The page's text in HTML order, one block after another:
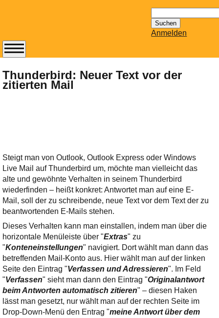
nach:
Anmelden
Thunderbird: Neuer Text vor der
zitierten Mail
Steigt man von Outlook, Outlook Express oder Windows
Live Mail auf Thunderbird um, möchte man vielleicht das
alte und gewöhnte Verhalten in seinem Thunderbird
wiederfinden – heißt konkret: Antwortet man auf eine E-
Mail, soll der zu schreibende, neue Text vor dem Text der zu
beantwortenden E-Mails stehen.
Dieses Verhalten kann man einstallen, indem man über die
horizontale Menüleiste über "Extras" zu
"Konteneinstellungen" navigiert. Dort wählt man dann das
betreffenden Mail-Konto aus. Hier wählt man auf der linken
Seite den Eintrag "Verfassen und Adressieren". Im Feld
"Verfassen" sieht man dann den Eintrag "Originalantwort
beim Antworten automatisch zitieren" – diesen Haken
lässt man gesetzt, nur wählt man auf der rechten Seite im
Drop-Down-Menü den Entrag "meine Antwort über dem
Abonnieren Sie den
14-tägig
erscheinenden
bereithält!
Wie z.B. Outlook,
GMail, Thunderbird
oder auch
KuNoMail, usw.
Ihre E-Mail
Adresse:
E-Mail
E-Mail bestätigen